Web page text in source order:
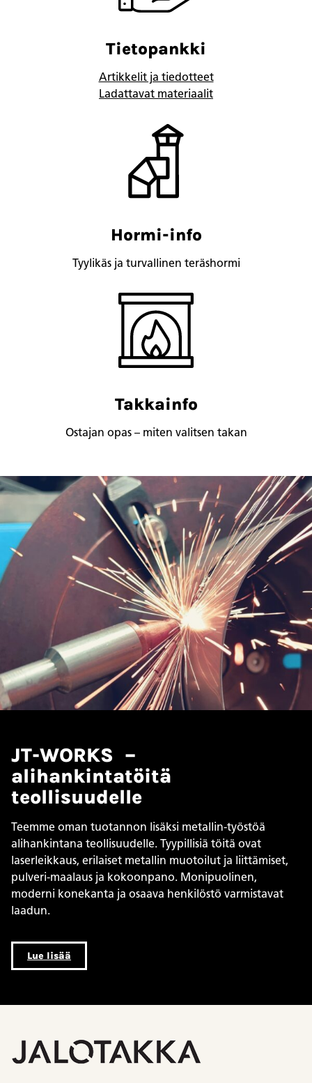
Tietopankki
Artikkelit ja tiedotteet
Ladattavat materiaalit
Hormi-info
Tyylikäs ja turvallinen teräshormi
Takkainfo
Ostajan opas – miten valitsen takan
JT-WORKS –
alihankintatöitä
teollisuudelle
Teemme oman tuotannon lisäksi metallin-työstöä
alihankintana teollisuudelle. Tyypillisiä töitä ovat
laserleikkaus, erilaiset metallin muotoilut ja liittämiset,
pulveri-maalaus ja kokoonpano. Monipuolinen,
moderni konekanta ja osaava henkilöstö varmistavat
laadun.
Lue lisää